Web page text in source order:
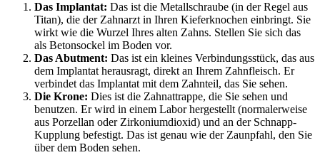
Das Implantat: Das ist die Metallschraube (in der Regel aus
Titan), die der Zahnarzt in Ihren Kieferknochen einbringt. Sie
wirkt wie die Wurzel Ihres alten Zahns. Stellen Sie sich das
als Betonsockel im Boden vor.
Das Abutment: Das ist ein kleines Verbindungsstück, das aus
dem Implantat herausragt, direkt an Ihrem Zahnfleisch. Er
verbindet das Implantat mit dem Zahnteil, das Sie sehen.
Die Krone: Dies ist die Zahnattrappe, die Sie sehen und
benutzen. Er wird in einem Labor hergestellt (normalerweise
aus Porzellan oder Zirkoniumdioxid) und an der Schnapp-
Kupplung befestigt. Das ist genau wie der Zaunpfahl, den Sie
über dem Boden sehen.